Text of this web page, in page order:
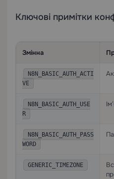
Ключові примітки
Змінна
N8N_BASIC_AUTH_ACTI
VE
N8N_BASIC_AUTH_USE
R
N8N_BASIC_AUTH_PASS
WORD
GENERIC_TIMEZONE